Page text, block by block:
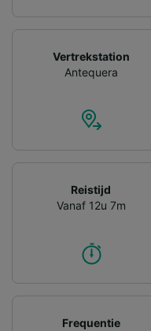
Vertrekstation
Antequera
Reistijd
Vanaf 12u 7m
Frequentie